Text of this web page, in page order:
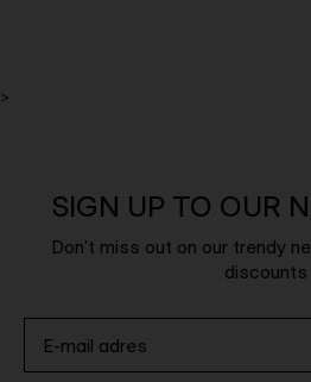
>
SIGN UP TO OUR
Don't miss out on our trendy
discounts